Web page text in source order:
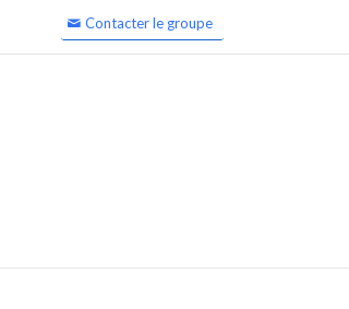
Contacter le groupe